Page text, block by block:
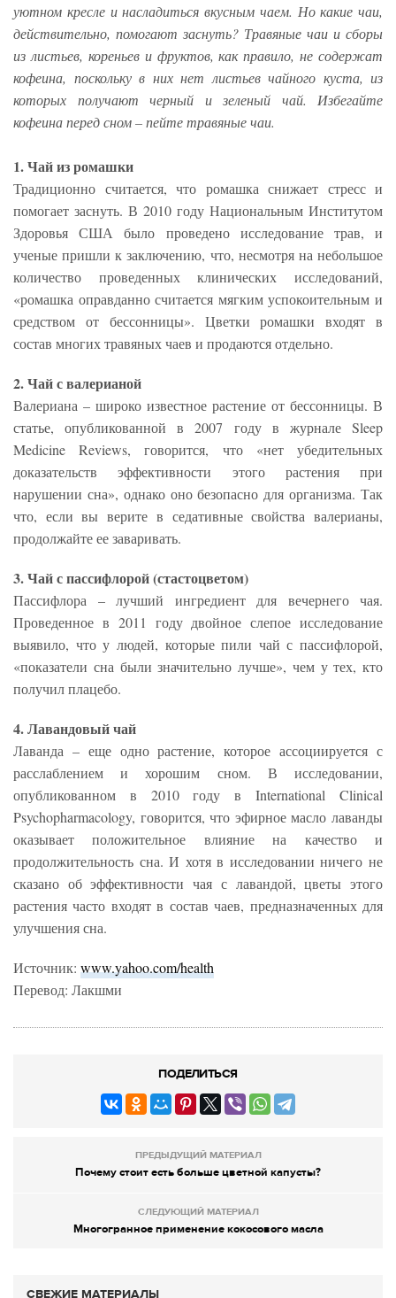
уютном кресле и насладиться вкусным чаем. Но какие чаи,
действительно, помогают заснуть? Травяные чаи и сборы
из листьев, кореньев и фруктов, как правило, не содержат
кофеина, поскольку в них нет листьев чайного куста, из
которых получают черный и зеленый чай. Избегайте
кофеина перед сном – пейте травяные чаи.
1. Чай из ромашки
Традиционно считается, что ромашка снижает стресс и
помогает заснуть. В 2010 году Национальным Институтом
Здоровья США было проведено исследование трав, и
ученые пришли к заключению, что, несмотря на небольшое
количество проведенных клинических исследований,
«ромашка оправданно считается мягким успокоительным и
средством от бессонницы». Цветки ромашки входят в
состав многих травяных чаев и продаются отдельно.
2. Чай с валерианой
Валериана – широко известное растение от бессонницы. В
статье, опубликованной в 2007 году в журнале Sleep
Medicine Reviews, говорится, что «нет убедительных
доказательств эффективности этого растения при
нарушении сна», однако оно безопасно для организма. Так
что, если вы верите в седативные свойства валерианы,
продолжайте ее заваривать.
3. Чай с пассифлорой (стастоцветом)
Пассифлора – лучший ингредиент для вечернего чая.
Проведенное в 2011 году двойное слепое исследование
выявило, что у людей, которые пили чай с пассифлорой,
«показатели сна были значительно лучше», чем у тех, кто
получил плацебо.
4. Лавандовый чай
Лаванда – еще одно растение, которое ассоциируется с
расслаблением и хорошим сном. В исследовании,
опубликованном в 2010 году в International Clinical
Psychopharmacology, говорится, что эфирное масло лаванды
оказывает положительное влияние на качество и
продолжительность сна. И хотя в исследовании ничего не
сказано об эффективности чая с лавандой, цветы этого
растения часто входят в состав чаев, предназначенных для
улучшения сна.
Источник: www.yahoo.com/health
Перевод: Лакшми
ПОДЕЛИТЬСЯ
ПРЕДЫДУЩИЙ МАТЕРИАЛ
Почему стоит есть больше цветной капусты?
СЛЕДУЮЩИЙ МАТЕРИАЛ
Многогранное применение кокосового масла
СВЕЖИЕ МАТЕРИАЛЫ